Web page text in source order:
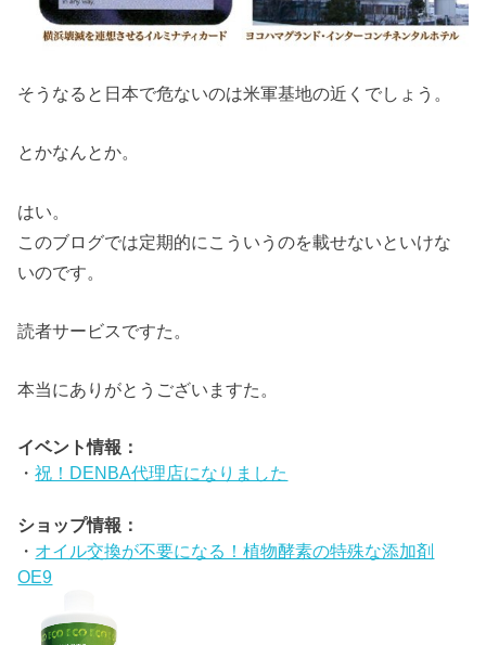
そうなると日本で危ないのは米軍基地の近くでしょう。
とかなんとか。
はい。
このブログでは定期的にこういうのを載せないといけな
いのです。
読者サービスですた。
本当にありがとうございますた。
イベント情報：
・祝！DENBA代理店になりました
ショップ情報：
・ オイル交換が不要になる！植物酵素の特殊な添加剤
OE9